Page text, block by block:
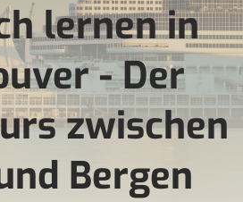
lernen in
- Der
zwischen
Bergen